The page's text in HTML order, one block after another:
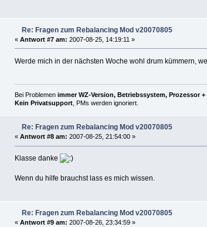
Re: Fragen zum Rebalancing Mod v20070805
« Antwort #7 am: 2007-08-25, 14:19:11 »
Werde mich in der nächsten Woche wohl drum kümmern,
Bei Problemen immer WZ-Version, Betriebssystem, Prozessor
Kein Privatsupport, PMs werden ignoriert.
Re: Fragen zum Rebalancing Mod v20070805
« Antwort #8 am: 2007-08-25, 21:54:00 »
Klasse danke
Wenn du hilfe brauchst lass es mich wissen.
Re: Fragen zum Rebalancing Mod v20070805
« Antwort #9 am: 2007-08-26, 23:34:59 »